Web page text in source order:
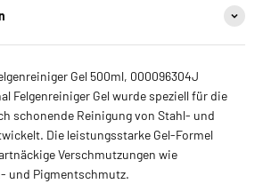
Gel 500ml, 000096304J
Felgenreiniger Gel wurde speziell für die
schonende Reinigung von Stahl- und
Die leistungsstarke Gel-Formel
Verschmutzungen wie
und Pigmentschmutz.